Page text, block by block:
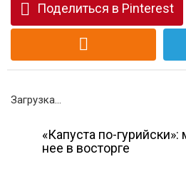
Поделиться в Pinterest
Загрузка...
«Капуста по-
нее в восторге